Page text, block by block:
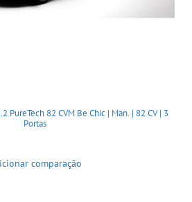
PureTech 82 CVM Be Chic | Man. | 82 CV | 3
Portas
comparação